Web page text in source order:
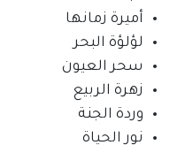
أميرة زمانها
لؤلؤة البحر
سحر العيون
زهرة الربيع
وردة الجنة
نور الحياة